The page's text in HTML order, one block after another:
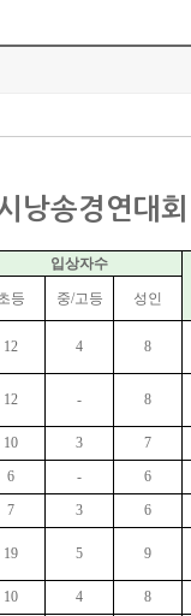
낭송경연대
입상자수
등 중/고등 성인
12 4 8
12 - 8
10 3 7
6 - 6
7 3 6
19 5 9
10 4 8